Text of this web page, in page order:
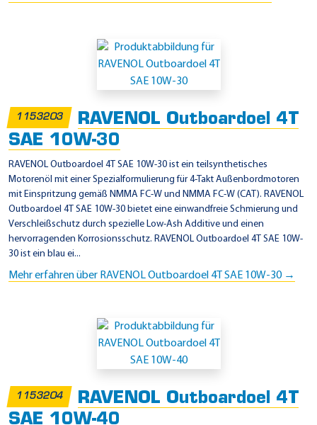
1153203
RAVENOL Outboardoel 4T
SAE 10W-30
RAVENOL Outboardoel 4T SAE 10W-30 ist ein teilsynthetisches
Motorenöl mit einer Spezialformulierung für 4-Takt Außenbordmotoren
mit Einspritzung gemäß NMMA FC-W und NMMA FC-W (CAT). RAVENOL
Outboardoel 4T SAE 10W-30 bietet eine einwandfreie Schmierung und
Verschleißschutz durch spezielle Low-Ash Additive und einen
hervorragenden Korrosionsschutz. RAVENOL Outboardoel 4T SAE 10W-
30 ist ein blau ei...
Mehr erfahren über RAVENOL Outboardoel 4T SAE 10W-30 →
1153204
RAVENOL Outboardoel 4T
SAE 10W-40